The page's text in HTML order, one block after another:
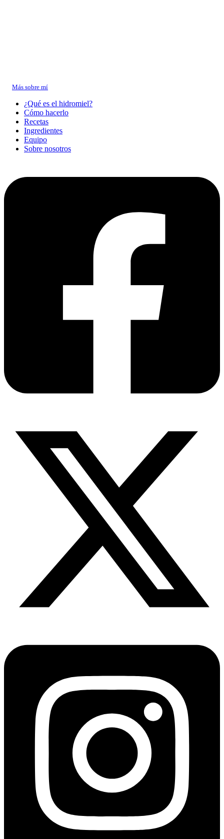
Más sobre mí
¿Qué es el hidromiel?
Cómo hacerlo
Recetas
Ingredientes
Equipo
Sobre nosotros